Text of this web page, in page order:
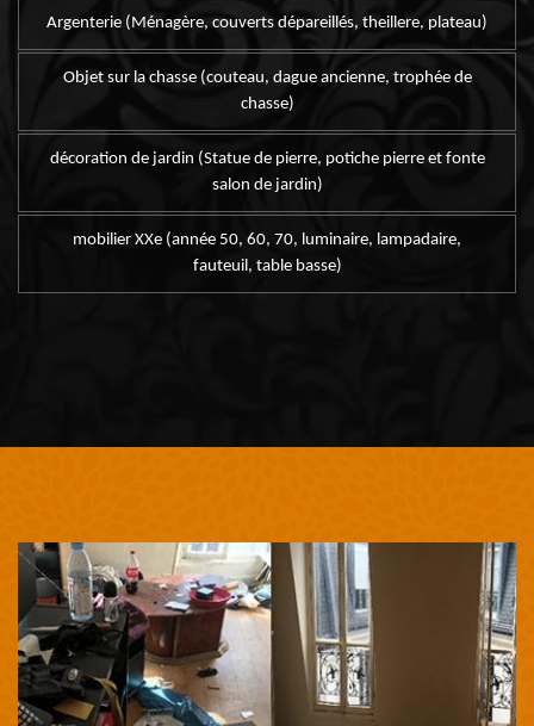
Argenterie (Ménagère, couverts dépareillés, theillere, plateau)
Objet sur la chasse (couteau, dague ancienne, trophée de
chasse)
décoration de jardin (Statue de pierre, potiche pierre et fonte
salon de jardin)
mobilier XXe (année 50, 60, 70, luminaire, lampadaire,
fauteuil, table basse)